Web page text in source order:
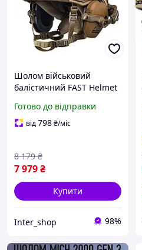
Шолом військовий
балістичний FAST Helmet
тактичні навушники
Walkers та ліхтар койот
Готово до відправки
від798₴/міс
7 979₴
8 179 ₴
Купити
Inter_shop 98%